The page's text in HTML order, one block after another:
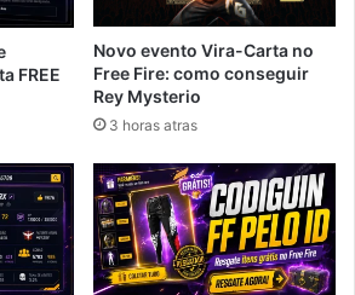
FREE
Novo evento Vira-Carta no
Free Fire: como conseguir
Rey Mysterio
3 horas atras